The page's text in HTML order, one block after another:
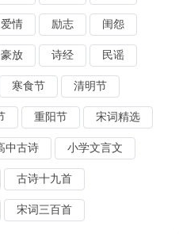
爱情 励志 闺怨
豪放 诗经 民谣
寒食节 清明节
重阳节 宋词精选
中古诗 小学文言文
古诗十九首
宋词三百首